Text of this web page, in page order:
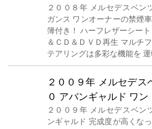
２００８年 メルセデスベン
ガンス ワンオーナーの禁煙
簿付き！ ハーフレザーシー
＆ＣＤ＆ＤＶＤ再生 マルチ
テアリングは多彩な機能を 運
２００９年 メルセデス
０ アバンギャルド ワン
２００９年 メルセデスベン
ンギャルド 完成度が高くな